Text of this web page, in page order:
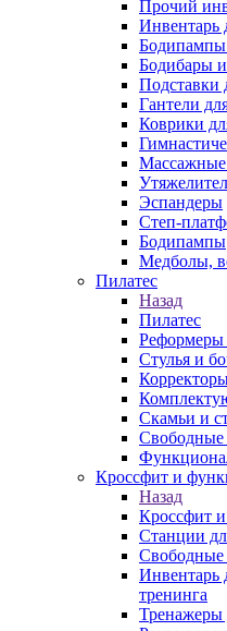
Прочий
Инвентарь
Бодипампы
Бодибары
Подставки
Гантели
Коврики
Эспандеры
Степ-
Бодипампы
Медболы,
Пилатес
Назад
Пилатес
Реформеры
Стулья и
Скамьи и
Свободные
Кроссфит и
Назад
Кроссфит
Станции
Свободные
Инвентарь
тренинга
Тренажеры